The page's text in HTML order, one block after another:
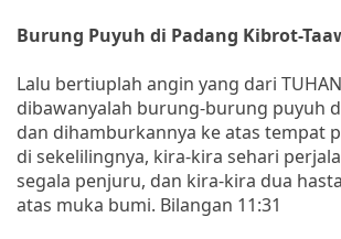
Burung Puyuh di Padang Kibrot-
Lalu bertiuplah angin yang dari
dibawanyalah burung-burung puyuh
dan dihamburkannya ke atas tempat
di sekelilingnya, kira-kira sehari
segala penjuru, dan kira-kira dua
atas muka bumi. Bilangan 11:31